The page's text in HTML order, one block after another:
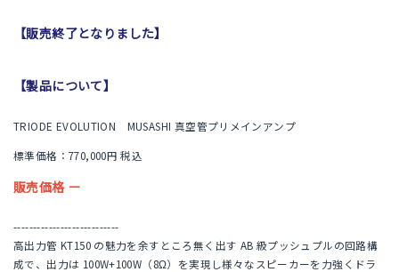
【販売終了となりました】
【製品について】
TRIODE EVOLUTION MUSASHI 真空管プリメインアンプ
標準価格：770,000円 税込
販売価格 ー
---------------------------
高出力管 KT150 の魅力を余すところ無く出す AB 級プッシュプルの回路構
成で、出力は 100W+100W（8Ω）を実現し様々なスピーカーを力強くドラ